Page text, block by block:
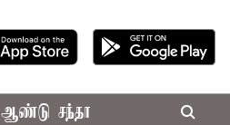
ஆண்டு சந்தா